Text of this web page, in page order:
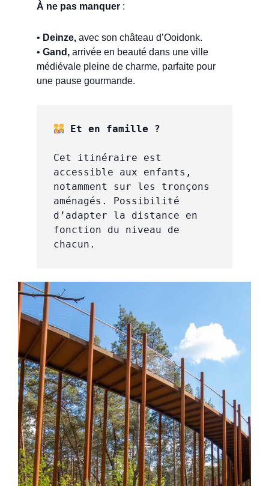
À ne pas manquer :
• Deinze, avec son château d’Ooidonk.
•Gand, arrivée en beauté dans une ville
médiévale pleine de charme, parfaite pour
une pause gourmande.
Et en famille ?
Cet itinéraire est
accessible aux enfants,
notamment sur les tronçons
aménagés. Possibilité
d’adapter la distance en
fonction du niveau de
chacun.